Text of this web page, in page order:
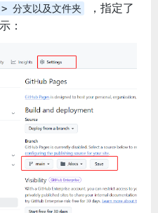
分支以及文件夹
，指定了
：